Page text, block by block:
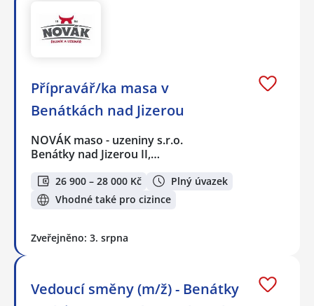
Přípravář/ka masa v
Benátkách nad Jizerou
NOVÁK maso - uzeniny s.r.o.
Benátky nad Jizerou II,…
26 900 – 28 000 Kč
Plný úvazek
Vhodné také pro cizince
Zveřejněno: 3. srpna
Vedoucí směny (m/ž) - Benátky